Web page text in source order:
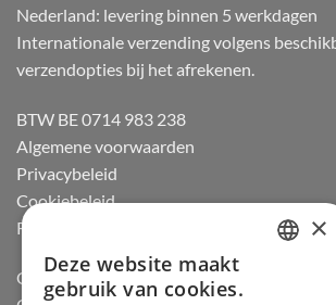
Nederland: levering binnen 5 werkdagen
Internationale verzending volgens
verzendopties bij het afrekenen.
BTW BE 0714 983 238
Algemene voorwaarden
Privacybeleid
Cookiebeleid
Retourneren
Officiële dealer van Gozney en Big Green
×
Deze website maakt
gebruik van cookies.